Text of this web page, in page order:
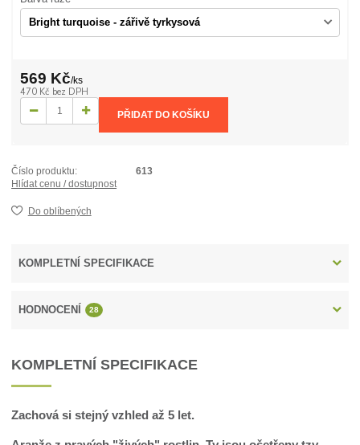
569 Kč/ks
470 Kč bez DPH
PŘIDAT DO KOŠÍKU
Číslo produktu:
613
Hlídat cenu / dostupnost
Do oblíbených
KOMPLETNÍ SPECIFIKACE
HODNOCENÍ 28
KOMPLETNÍ SPECIFIKACE
Zachová si stejný vzhled až 5 let.